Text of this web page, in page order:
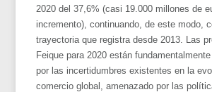
2020 del 37,6% (casi 19.000 millones de
incremento), continuando, de este modo,
trayectoria que registra desde 2013. Las
Feique para 2020 están
por las incertidumbres existentes en la
comercio global, amenazado por las